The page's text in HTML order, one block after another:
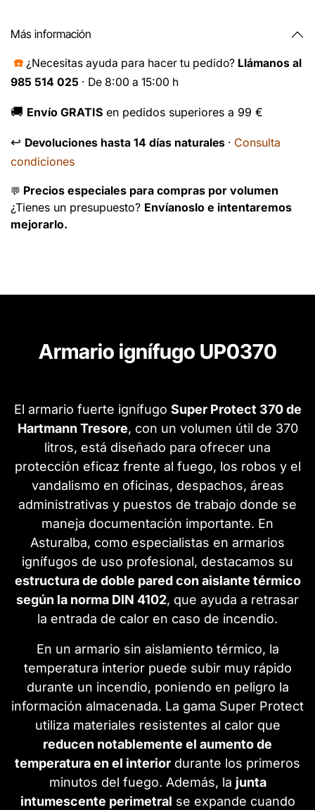
Más información
☎️ ¿Necesitas ayuda para hacer tu pedido? Llámanos al
985 514 025 · De 8:00 a 15:00 h
🚚 Envío GRATIS en pedidos superiores a 99 €
↩️ Devoluciones hasta 14 días naturales · Consulta
condiciones
💬 Precios especiales para compras por volumen
¿Tienes un presupuesto? Envíanoslo e intentaremos
mejorarlo.
Armario ignífugo UP0370
El armario fuerte ignífugo Super Protect 370 de
Hartmann Tresore, con un volumen útil de 370
litros, está diseñado para ofrecer una
protección eficaz frente al fuego, los robos y el
vandalismo en oficinas, despachos, áreas
administrativas y puestos de trabajo donde se
maneja documentación importante. En
Asturalba, como especialistas en armarios
ignífugos de uso profesional, destacamos su
estructura de doble pared con aislante térmico
según la norma DIN 4102, que ayuda a retrasar
la entrada de calor en caso de incendio.
En un armario sin aislamiento térmico, la
temperatura interior puede subir muy rápido
durante un incendio, poniendo en peligro la
información almacenada. La gama Super Protect
utiliza materiales resistentes al calor que
reducen notablemente el aumento de
temperatura en el interior durante los primeros
minutos del fuego. Además, la junta
intumescente perimetral se expande cuando